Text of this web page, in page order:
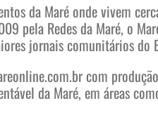
da Maré onde vivem
pela Redes da Maré, o
jornais comunitários
com
da Maré, em áreas